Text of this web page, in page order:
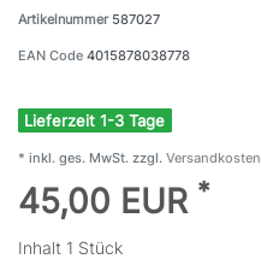
Artikelnummer 587027
EAN Code 4015878038778
Lieferzeit 1-3 Tage
* inkl. ges. MwSt. zzgl. Versandkosten
45,00 EUR *
Inhalt 1 Stück